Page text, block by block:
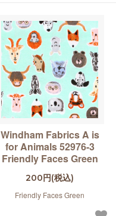
Windham Fabrics A is
for Animals 52976-3
Friendly Faces Green
200円(税込)
Friendly Faces Green